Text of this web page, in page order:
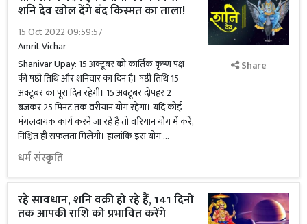
शनि देव खोल देंगे बंद किस्मत का ताला!
15 Oct 2022 09:59:57
Amrit Vichar
Shanivar Upay: 15 अक्टूबर को कार्तिक कृष्ण पक्ष
की षष्ठी तिथि और शनिवार का दिन है। षष्ठी तिथि 15
अक्टूबर का पूरा दिन रहेगी। 15 अक्टूबर दोपहर 2
बजकर 25 मिनट तक वरीयान योग रहेगा। यदि कोई
मंगलदायक कार्य करने जा रहे हैं तो वरियान योग में करें,
निश्चित ही सफलता मिलेगी। हालांकि इस योग …
धर्म संस्कृति
Share
रहे सावधान, शनि वक्री हो रहे हैं, 141 दिनों
तक आपकी राशि को प्रभावित करेंगे